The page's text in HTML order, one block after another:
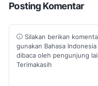
Posting Komentar
Silakan berikan
gunakan Bahasa
dibaca oleh pengunjung
Terimakasih